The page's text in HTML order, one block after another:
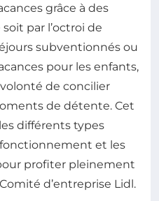
grâce à des
soit par l’octroi de
subventionnés ou
pour les enfants,
de concilier
de détente. Cet
différents types
fonctionnement et les
profiter pleinement
d’entreprise Lidl.